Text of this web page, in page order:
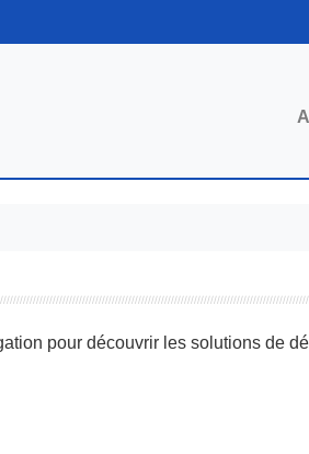
pour découvrir les solutions de